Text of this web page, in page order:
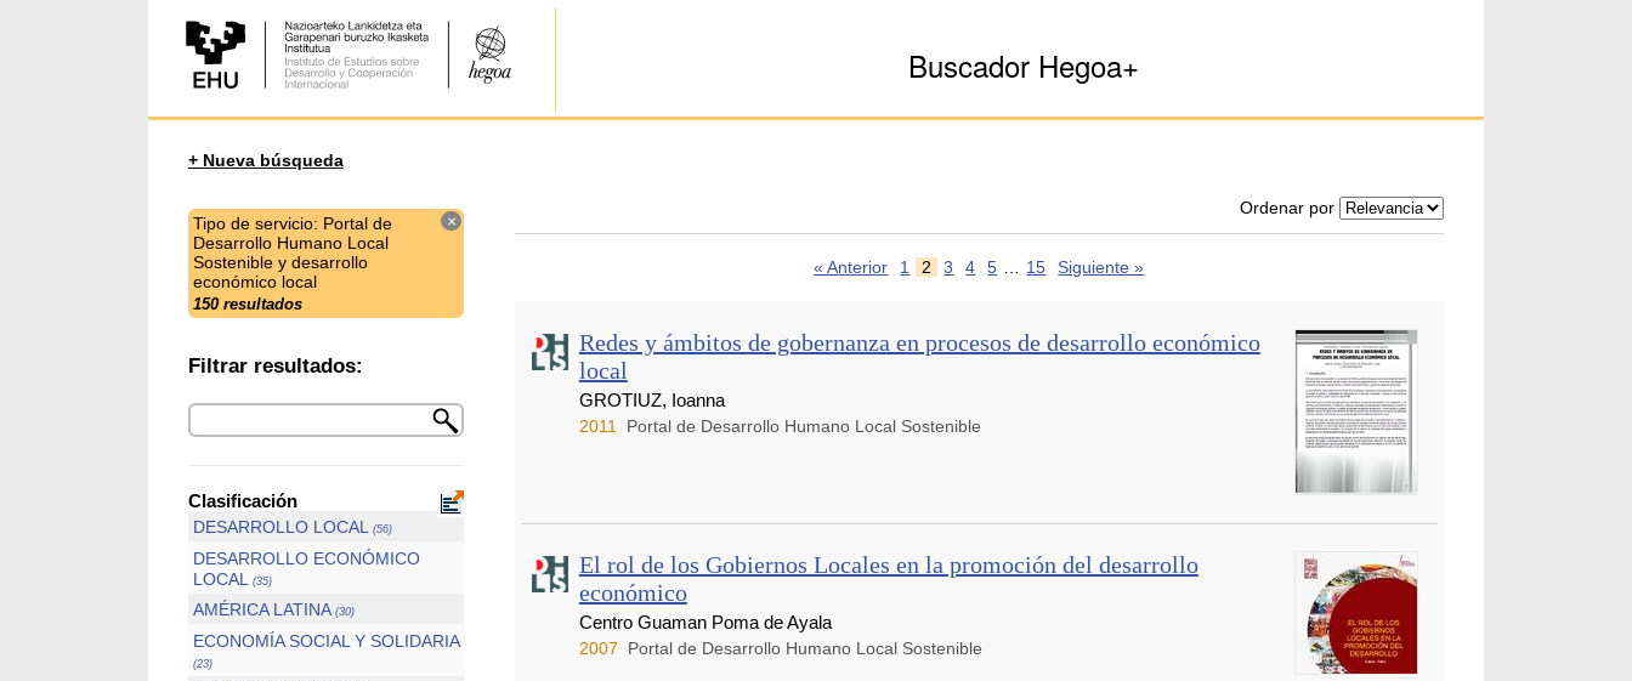
Buscador Hegoa+
+ Nueva búsqueda
Tipo de servicio: Portal de
Desarrollo Humano Local
Sostenible y desarrollo
económico local
150 resultados
×
Filtrar resultados:
Clasificación
DESARROLLO LOCAL (56)
DESARROLLO ECONÓMICO
LOCAL
(35)
AMÉRICA LATINA (30)
ECONOMÍA SOCIAL Y SOLIDARIA
(23)
Ordenar por
« Anterior 1 2 3 4 5 … 15 Siguiente »
Redes y ámbitos de gobernanza en procesos de desarrollo económico
local
GROTIUZ, Ioanna
2011 Portal de Desarrollo Humano Local Sostenible
El rol de los Gobiernos Locales en la promoción del desarrollo
económico
Centro Guaman Poma de Ayala
2007 Portal de Desarrollo Humano Local Sostenible